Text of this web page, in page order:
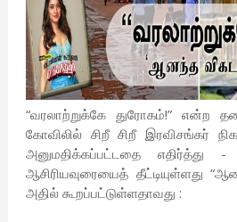
“வரலாற்றுக்கே துரோகம்!” என்ற
கோவிலில் சிறீ சிறீ இரவிசங்கர்
அனுமதிக்கப்பட்டதை எதிர்த்து -
ஆசிரியவுரையைத் தீட்டியுள்ளது
அதில் கூறப்பட்டுள்ளதாவது :